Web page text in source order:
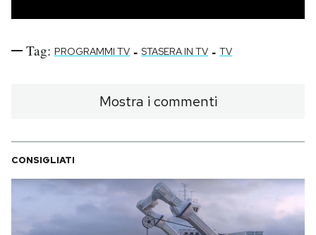
Tag: PROGRAMMI TV - STASERA IN TV - TV
Mostra i commenti
CONSIGLIATI